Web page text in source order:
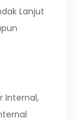
Lanjut
Internal,